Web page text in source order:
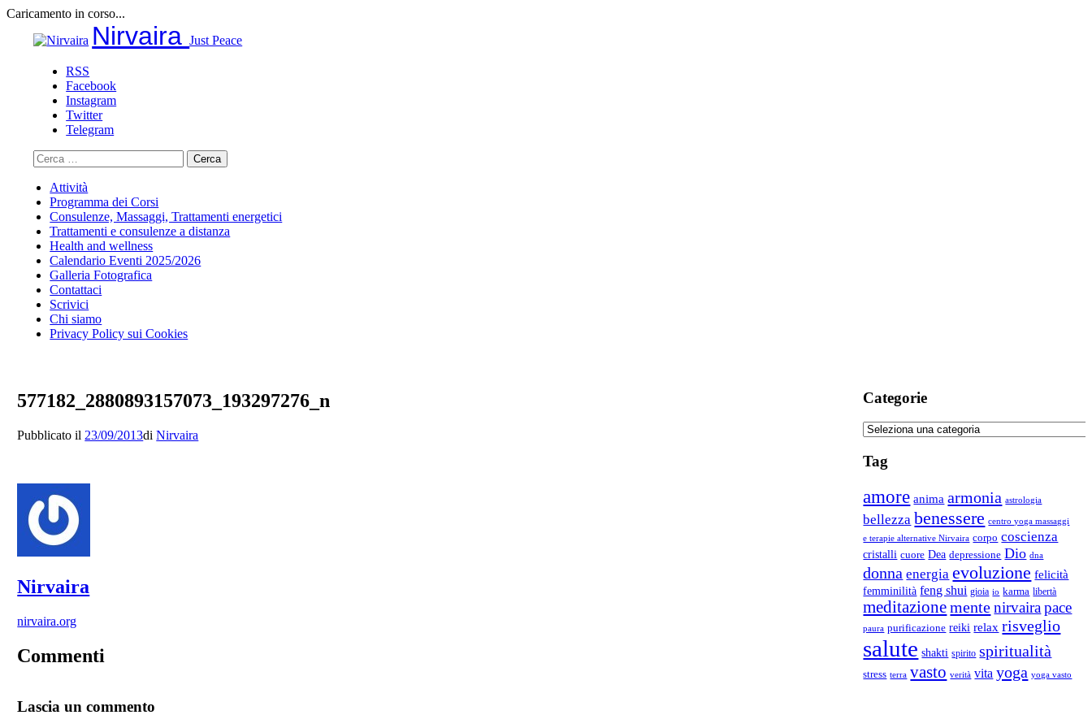
Caricamento in corso...
NirvairaJust Peace
RSS
Facebook
Instagram
Twitter
Telegram
Ricerca
per:
Attività
Programma dei Corsi
Consulenze, Massaggi, Trattamenti energetici
Trattamenti e consulenze a distanza
Health and wellness
Calendario Eventi 2025/2026
Galleria Fotografica
Contattaci
Scrivici
Chi siamo
Privacy Policy sui Cookies
577182_2880893157073_193297276_n
Pubblicato il 23/09/2013diNirvaira
Nirvaira
nirvaira.org
Commenti
Lascia un commento
Categorie
Categorie
Tag
amore anima armonia astrologia
bellezza benessere centro yoga massaggi
e terapie alternative Nirvaira corpo coscienza
cristalli cuore Dea depressione Dio dna
donna energia evoluzione felicità
femminilità feng shui gioia io karma libertà
meditazione mente nirvaira pace
paura purificazione reiki relax risveglio
salute shakti spirito spiritualità
stress terra vasto verità vita yoga yoga vasto